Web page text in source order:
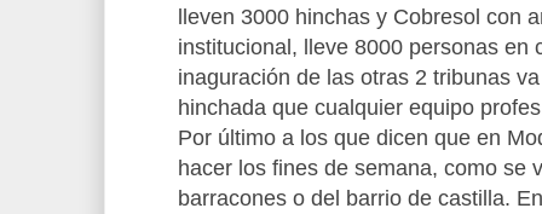
lleven 3000 hinchas y Cobresol con
institucional, lleve 8000 personas en
inaguración de las otras 2 tribunas
hinchada que cualquier equipo
Por último a los que dicen que en
hacer los fines de semana, como se
barracones o del barrio de castilla.